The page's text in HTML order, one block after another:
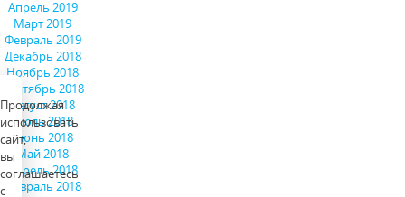
Апрель 2019
Март 2019
Февраль 2019
Декабрь 2018
Ноябрь 2018
Сентябрь 2018
Август 2018
Июль 2018
Июнь 2018
Май 2018
Апрель 2018
Февраль 2018
Продолжая
использовать
сайт,
вы
соглашаетесь
с